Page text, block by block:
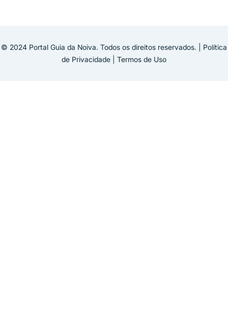
© 2024 Portal Guia da Noiva. Todos os direitos reservados. | Política
de Privacidade | Termos de Uso